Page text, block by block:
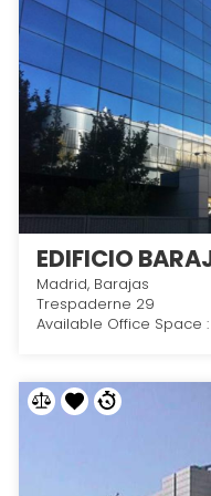
EDIFICIO
Madrid, Barajas
Trespaderne 29
Available Office Space